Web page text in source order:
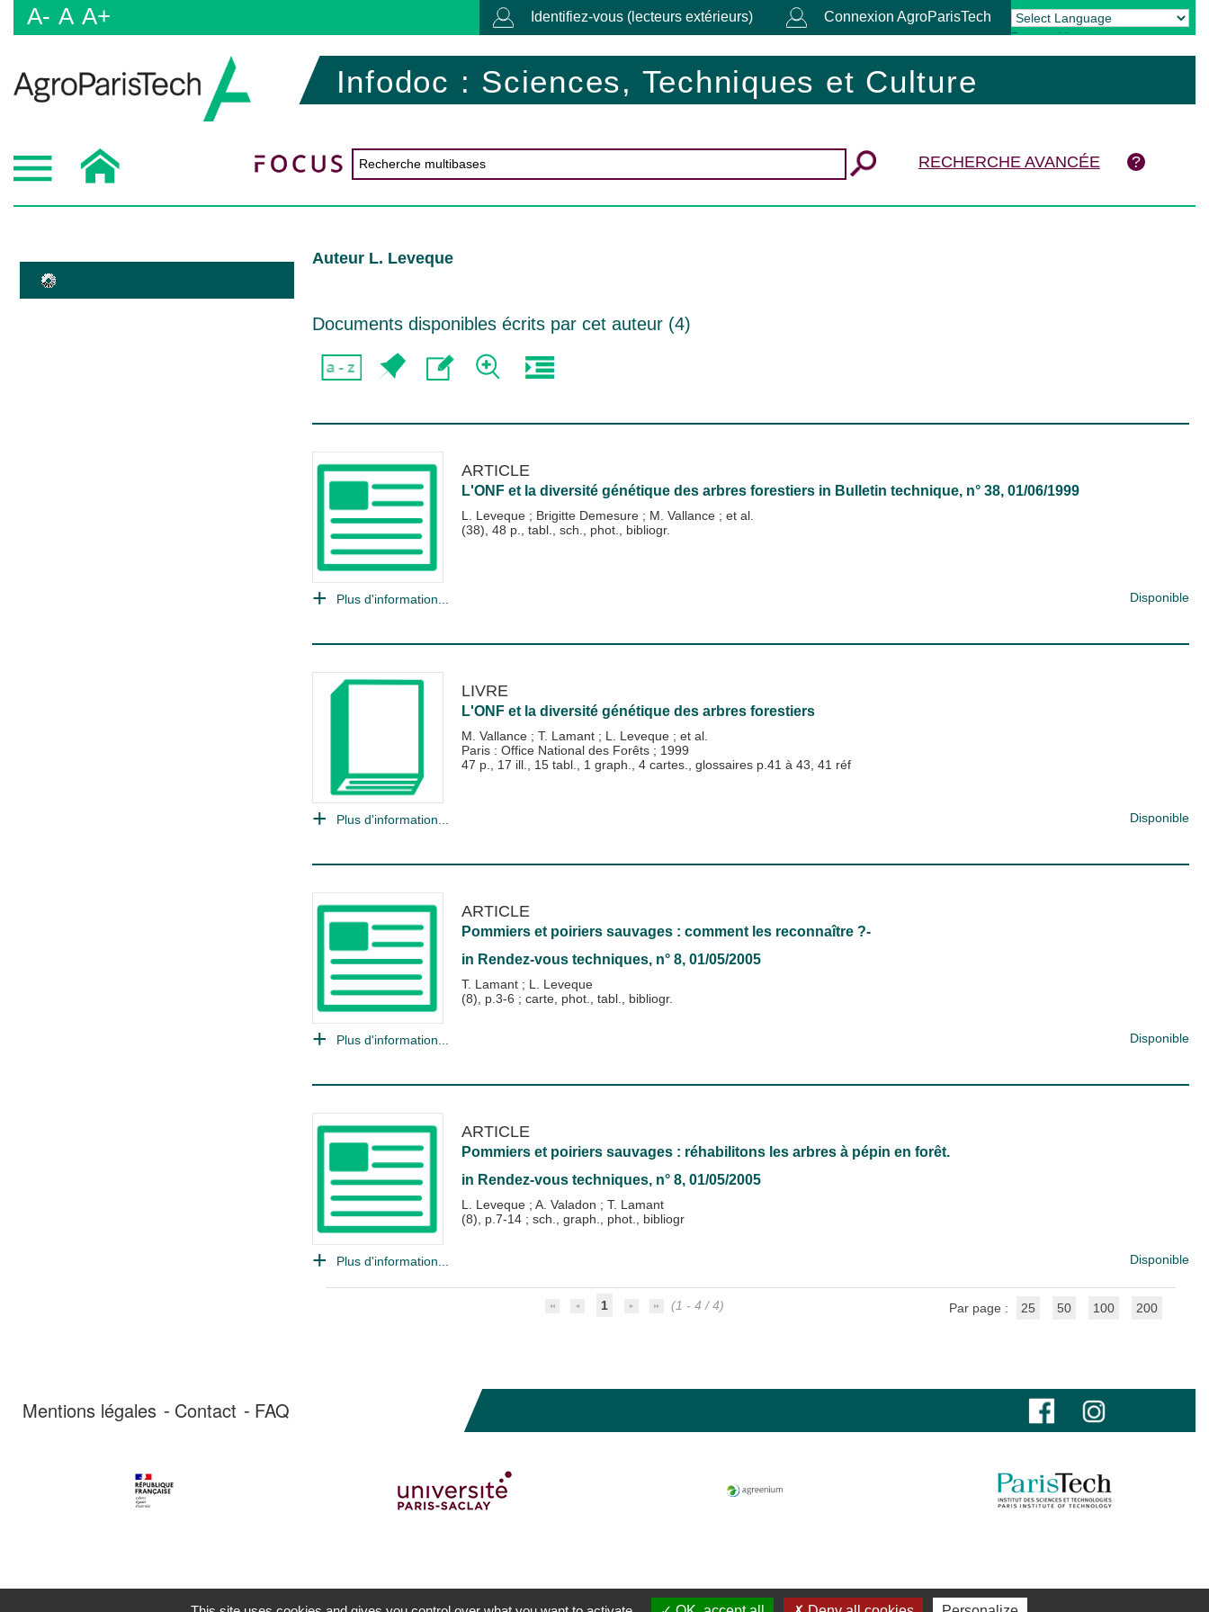
A- A A+ Identifiez-vous (lecteurs extérieurs) Connexion AgroParisTech
Powered by Translate
Infodoc : Sciences, Techniques et Culture
RECHERCHE AVANCÉE
Auteur L. Leveque
Documents disponibles écrits par cet auteur (4)
ARTICLE
L'ONF et la diversité génétique des arbres forestiers in Bulletin technique, n° 38, 01/06/1999
L. Leveque ; Brigitte Demesure ; M. Vallance ; et al.
(38), 48 p., tabl., sch., phot., bibliogr.
Plus d'information... Disponible
LIVRE
L'ONF et la diversité génétique des arbres forestiers
M. Vallance ; T. Lamant ; L. Leveque ; et al.
Paris : Office National des Forêts ; 1999
47 p., 17 ill., 15 tabl., 1 graph., 4 cartes., glossaires p.41 à 43, 41 réf
Plus d'information... Disponible
ARTICLE
Pommiers et poiriers sauvages : comment les reconnaître ?-
in Rendez-vous techniques, n° 8, 01/05/2005
T. Lamant ; L. Leveque
(8), p.3-6 ; carte, phot., tabl., bibliogr.
Plus d'information... Disponible
ARTICLE
Pommiers et poiriers sauvages : réhabilitons les arbres à pépin en forêt.
in Rendez-vous techniques, n° 8, 01/05/2005
L. Leveque ; A. Valadon ; T. Lamant
(8), p.7-14 ; sch., graph., phot., bibliogr
Plus d'information... Disponible
1 (1 - 4 / 4) Par page : 25 50 100 200
Mentions légales Contact FAQ